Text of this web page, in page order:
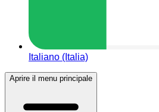
Italiano (Italia)
Aprire il menu principale